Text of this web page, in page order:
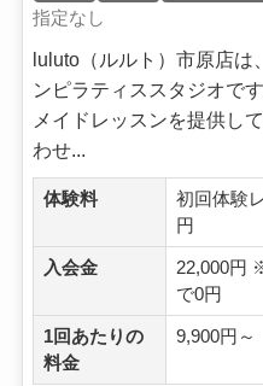
指定なし
luluto（ルルト）市原店は
ンピラティススタジオで
メイドレッスンを提供し
わせ...
体験料
初回体験
円
入会金
22,000円
で0円
1回あたりの
料金
9,900円～